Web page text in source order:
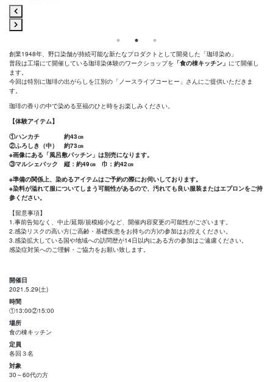
創業1948年、野口染舗が持続可能な新たなプロダクトとして開発した「珈琲染め」
普段は工場にて開催している珈琲染体験のワークショップを 「食の棟キッチン」 にて開催し
ます。
今回は特別に珈琲の出がらしを江別の「ノースライブコーヒー」さんにご提供いただきま
す。
珈琲の香りの中で染める至福のひと時をお楽しみください。
【体験アイテム】
①ハンカチ 約43㎝
②ふろしき（中） 約73㎝
※画像にある「風呂敷パッチン」は別売になります。
③マルシェバック 縦：約49㎝ 巾：約42㎝
※準備の関係上、染めるアイテムはご予約の際にお伺いしております。
※染料が溢れて服についてしまう可能性があるので、汚れても良い服装またはエプロンをご持
参ください。
【留意事項】
1.事前告知なく、中止/延期/規模縮小など、開催内容変更の可能性がございます。
2.感染リスクの高い方(ご高齢・基礎疾患をお持ちの方)の参加はお控えください。
3.感染拡大している国や地域への訪問歴が14日以内にある方の参加はご遠慮ください。
感染症対策へのご理解・ご協力をお願い致します。
開催日
2021.5.29(土)
時間
①13:00②15:00
場所
食の棟キッチン
定員
各回３名
対象
30～60代の方